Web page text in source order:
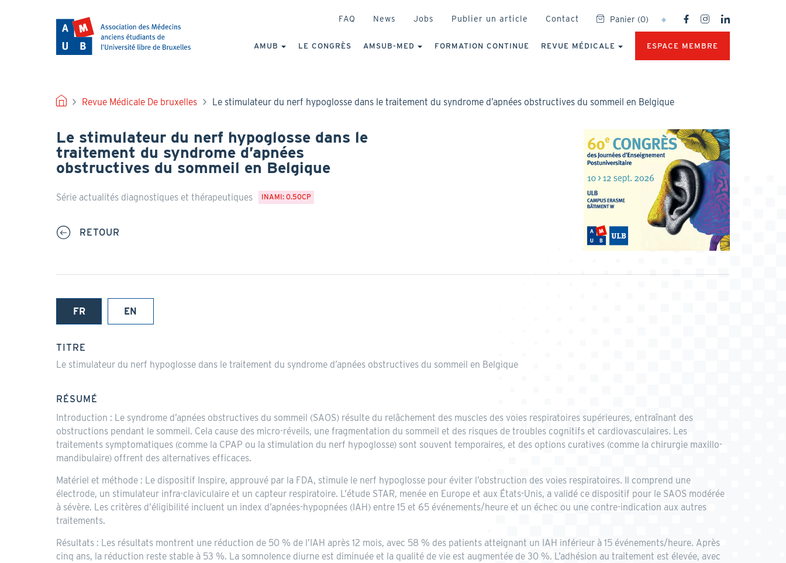
HEADER
FAQ News Jobs Publier un article Contact Panier (0)
SOCIAL
NETWORKS
PRINCIPALE
AMUB LE CONGRÈS AMSUB-MED FORMATION CONTINUE REVUE MÉDICALE ESPACE MEMBRE
FIL
D'ARIANE
Revue Médicale De bruxelles Le stimulateur du nerf hypoglosse dans le traitement du syndrome d’apnées obstructives du sommeil en Belgique
Le stimulateur du nerf hypoglosse dans le
traitement du syndrome d’apnées
obstructives du sommeil en Belgique
Série actualités diagnostiques et thérapeutiques INAMI: 0.50CP
RETOUR
FR
(onglet
EN
TITRE
Le stimulateur du nerf hypoglosse dans le traitement du syndrome d’apnées obstructives du sommeil en Belgique
RÉSUMÉ
Introduction : Le syndrome d’apnées obstructives du sommeil (SAOS) résulte du relâchement des muscles des voies respiratoires supérieures, entraînant des
obstructions pendant le sommeil. Cela cause des micro-réveils, une fragmentation du sommeil et des risques de troubles cognitifs et cardiovasculaires. Les
traitements symptomatiques (comme la CPAP ou la stimulation du nerf hypoglosse) sont souvent temporaires, et des options curatives (comme la chirurgie maxillo-
mandibulaire) offrent des alternatives efficaces.
Matériel et méthode : Le dispositif Inspire, approuvé par la FDA, stimule le nerf hypoglosse pour éviter l’obstruction des voies respiratoires. Il comprend une
électrode, un stimulateur infra-claviculaire et un capteur respiratoire. L’étude STAR, menée en Europe et aux États-Unis, a validé ce dispositif pour le SAOS modérée
à sévère. Les critères d’éligibilité incluent un index d’apnées-hypopnées (IAH) entre 15 et 65 événements/heure et un échec ou une contre-indication aux autres
traitements.
Résultats : Les résultats montrent une réduction de 50 % de l’IAH après 12 mois, avec 58 % des patients atteignant un IAH inférieur à 15 événements/heure. Après
cinq ans, la réduction reste stable à 53 %. La somnolence diurne est diminuée et la qualité de vie est augmentée de 30 %. L’adhésion au traitement est élevée, avec